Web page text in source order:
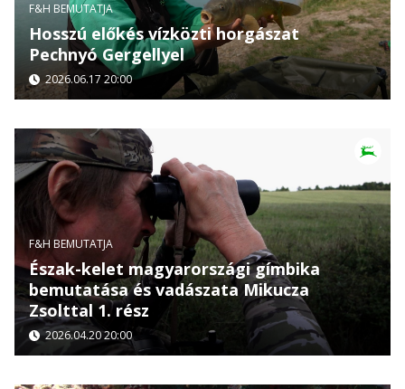
F&H BEMUTATJA
Hosszú előkés vízközti horgászat
Pechnyó Gergellyel
2026.06.17 20:00
F&H BEMUTATJA
Észak-kelet magyarországi gímbika
bemutatása és vadászata Mikucza
Zsolttal 1. rész
2026.04.20 20:00